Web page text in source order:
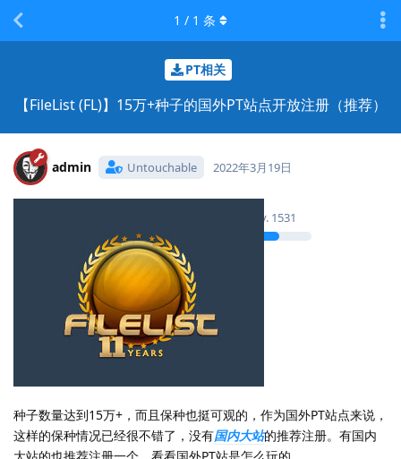
PT相关
【FileList (FL)】15万+种子的国外PT站点开放注册（推荐）
1 / 1 条
admin Untouchable
Lv. 1531
2022年3月19日
种子数量达到15万+，而且保种也挺可观的，作为国外PT站点来说，
这样的保种情况已经很不错了，没有国内大站的推荐注册。有国内